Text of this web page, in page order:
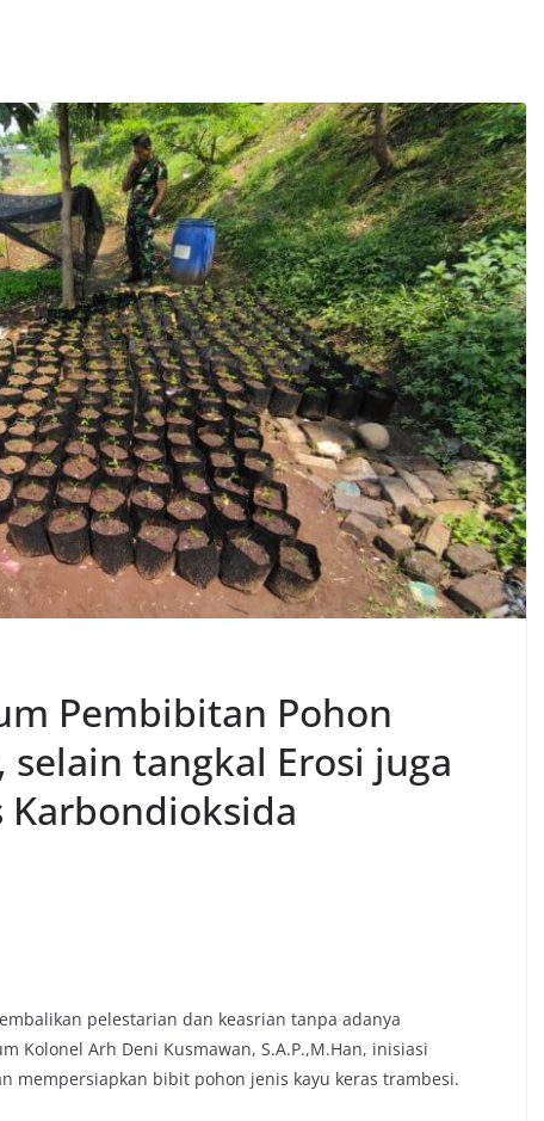
Pembibitan Pohon
tangkal Erosi juga
Karbondioksida
pelestarian dan keasrian tanpa adanya
Kolonel Arh Deni Kusmawan, S.A.P.,M.Han, inisiasi
mempersiapkan bibit pohon jenis kayu keras trambesi.